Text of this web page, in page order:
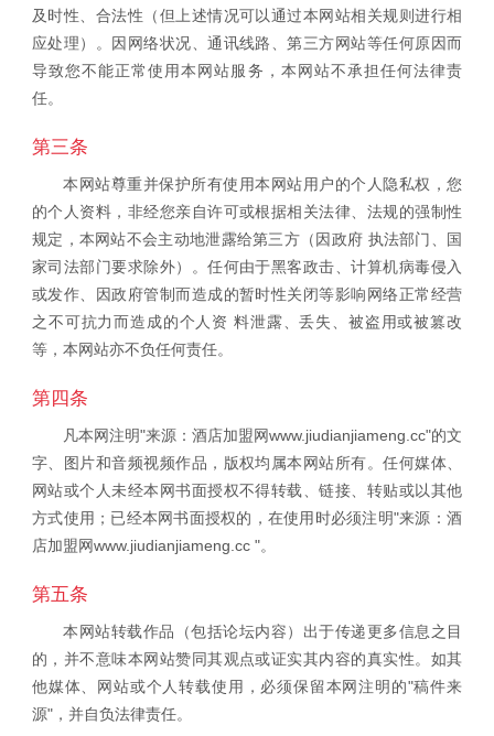
及时性、合法性（但上述情况可以通过本网站相关规则进行相
应处理）。因网络状况、通讯线路、第三方网站等任何原因而
导致您不能正常使用本网站服务，本网站不承担任何法律责
任。
第三条
本网站尊重并保护所有使用本网站用户的个人隐私权，您
的个人资料，非经您亲自许可或根据相关法律、法规的强制性
规定，本网站不会主动地泄露给第三方（因政府 执法部门、国
家司法部门要求除外）。任何由于黑客政击、计算机病毒侵入
或发作、因政府管制而造成的暂时性关闭等影响网络正常经营
之不可抗力而造成的个人资 料泄露、丢失、被盗用或被篡改
等，本网站亦不负任何责任。
第四条
凡本网注明"来源：酒店加盟网www.jiudianjiameng.cc"的文
字、图片和音频视频作品，版权均属本网站所有。任何媒体、
网站或个人未经本网书面授权不得转载、链接、转贴或以其他
方式使用；已经本网书面授权的，在使用时必须注明"来源：酒
店加盟网www.jiudianjiameng.cc "。
第五条
本网站转载作品（包括论坛内容）出于传递更多信息之目
的，并不意味本网站赞同其观点或证实其内容的真实性。如其
他媒体、网站或个人转载使用，必须保留本网注明的"稿件来
源"，并自负法律责任。